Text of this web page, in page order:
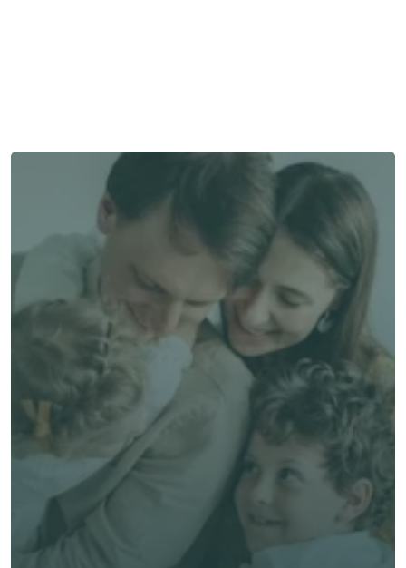
了解 Alea 賣點
免費獲得個人化專屬報價
專業客觀建議，全程貼心跟進
節省時間與保費成本，享無憂投保體驗
立即獲取獨立客觀建議